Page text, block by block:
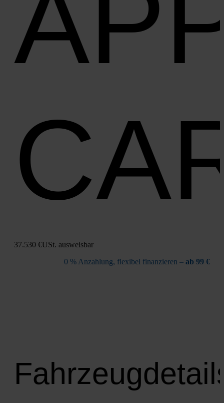
37.530 €USt. aus­weis­bar
0 % Anzah­lung, fle­xi­bel finan­zie­ren – ab 99 €